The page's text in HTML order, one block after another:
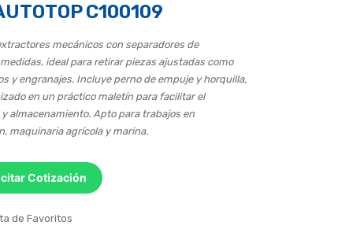
C100109
mecánicos con separadores de
ideal para retirar piezas ajustadas como
y engranajes. Incluye perno de empuje y horquilla,
en un práctico maletín para facilitar el
almacenamiento. Apto para trabajos en
maquinaria agrícola y marina.
Cotización
de Favoritos